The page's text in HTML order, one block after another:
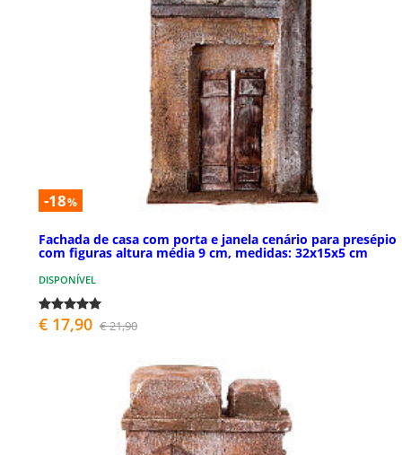
-18%
Fachada de casa com porta e janela cenário para presépio
com figuras altura média 9 cm, medidas: 32x15x5 cm
DISPONÍVEL
€ 17,90 € 21,90